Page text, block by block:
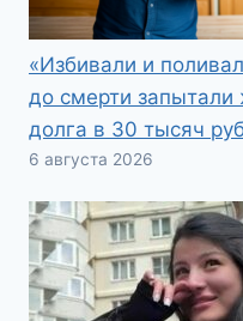
«Избивали и
до смерти запытали
долга в 30 тысяч
6 августа 2026